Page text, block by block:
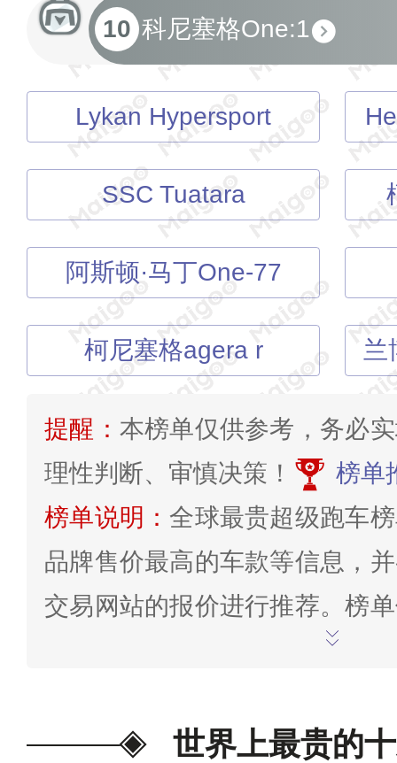
10 科尼塞格One:1
Lykan Hypersport
SSC Tuatara
阿斯顿·马丁One-77
柯尼塞格agera r
提醒： 本榜单仅供参考，务必
理性判断、审慎决策！
榜单
榜单说明：全球最贵超级跑车
品牌售价最高的车款等信息，
交易网站的报价进行推荐。榜
截止至2024年3月29日，如
世界上最贵的